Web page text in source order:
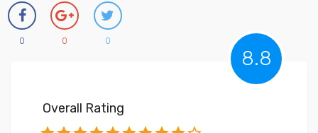
0 0 0
8.8
Overall Rating